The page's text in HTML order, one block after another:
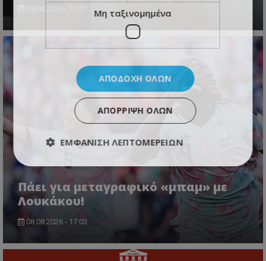
Πάει για μεταγραφικό «μπαμ» με
Λουκάκου!
08.08.2026 - 17:03
Μη ταξινομημένα
ΑΠΟΔΟΧΉ ΌΛΩΝ
ΑΠΌΡΡΙΨΗ ΌΛΩΝ
ΕΜΦΆΝΙΣΗ ΛΕΠΤΟΜΕΡΕΙΏΝ